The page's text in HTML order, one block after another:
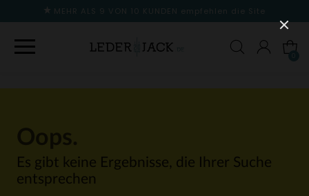
MEHR ALS 9 VON 10 KUNDEN empfehlen die Site
Es gibt keine Ergebnisse, die Ihrer Suche
entsprechen